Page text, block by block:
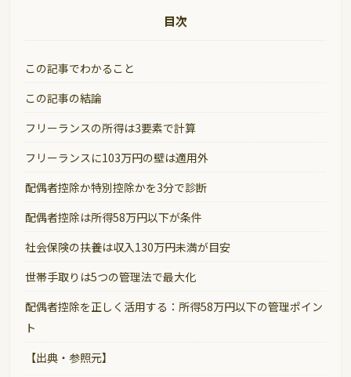
目次
この記事でわかること
この記事の結論
フリーランスの所得は3要素で計算
フリーランスに103万円の壁は適用外
配偶者控除か特別控除かを3分で診断
配偶者控除は所得58万円以下が条件
社会保険の扶養は収入130万円未満が目安
世帯手取りは5つの管理法で最大化
配偶者控除を正しく活用する：所得58万円以下の管理ポイン
ト
【出典・参照元】